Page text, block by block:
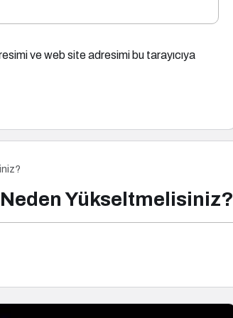
ve web site adresimi bu tarayıcıya
Yükseltmelisiniz?